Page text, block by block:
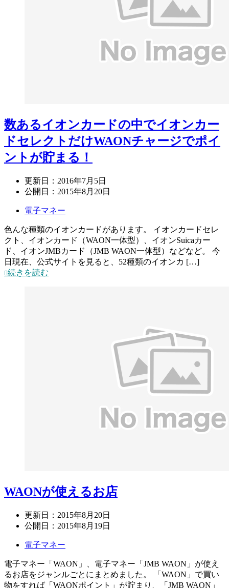
数あるイオンカードの中でイオンカー
ドセレクトだけWAONチャージでポイ
ントが貯まる！
更新日： 2016年7月5日
公開日： 2015年8月20日
電子マネー
色んな種類のイオンカードがあります。 イオンカードセレ
クト、イオンカード（WAON一体型）、イオンSuicaカー
ド、イオンJMBカード（JMB WAON一体型）などなど。 今
日現在、公式サイトを見ると、52種類のイオンカ […]
続きを読む
WAONが使えるお店
更新日： 2015年8月20日
公開日： 2015年8月19日
電子マネー
電子マネー「WAON」、電子マネー「JMB WAON」が使え
るお店をジャンルごとにまとめました。 「WAON」で買い
物をすれば「WAONポイント」が貯まり、「JMB WAON」